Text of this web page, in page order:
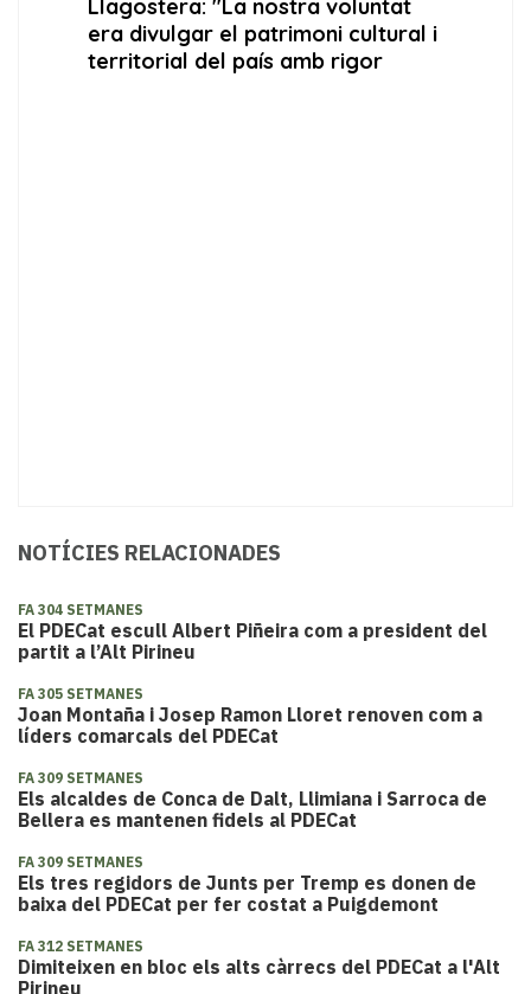
NOTÍCIES RELACIONADES
FA 304 SETMANES
El PDECat escull Albert Piñeira com a president del
partit a l’Alt Pirineu
FA 305 SETMANES
Joan Montaña i Josep Ramon Lloret renoven com a
líders comarcals del PDECat
FA 309 SETMANES
Els alcaldes de Conca de Dalt, Llimiana i Sarroca de
Bellera es mantenen fidels al PDECat
FA 309 SETMANES
Els tres regidors de Junts per Tremp es donen de
baixa del PDECat per fer costat a Puigdemont
FA 312 SETMANES
Dimiteixen en bloc els alts càrrecs del PDECat a l'Alt
Pirineu